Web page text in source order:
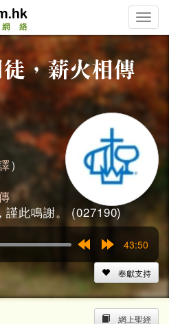
Toggle
）
，謹此鳴謝。 (027190)
15s
15s
43:50
奉獻支持
網上聖經